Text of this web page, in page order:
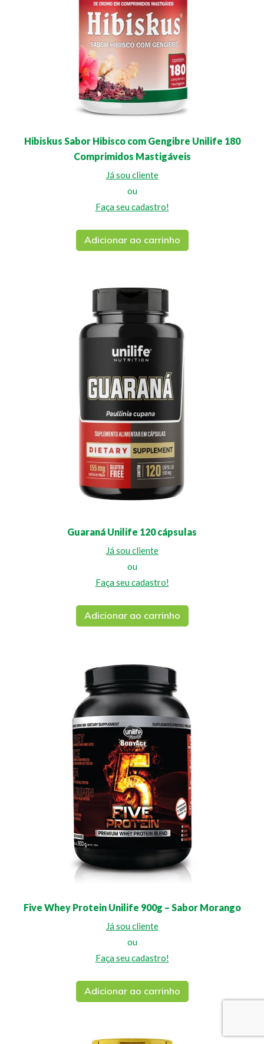
Hibiskus Sabor Hibisco com Gengibre Unilife 180
Comprimidos Mastigáveis
Já sou cliente
ou
Faça seu cadastro!
Adicionar ao carrinho
Guaraná Unilife 120 cápsulas
Já sou cliente
ou
Faça seu cadastro!
Adicionar ao carrinho
Five Whey Protein Unilife 900g – Sabor Morango
Já sou cliente
ou
Faça seu cadastro!
Adicionar ao carrinho